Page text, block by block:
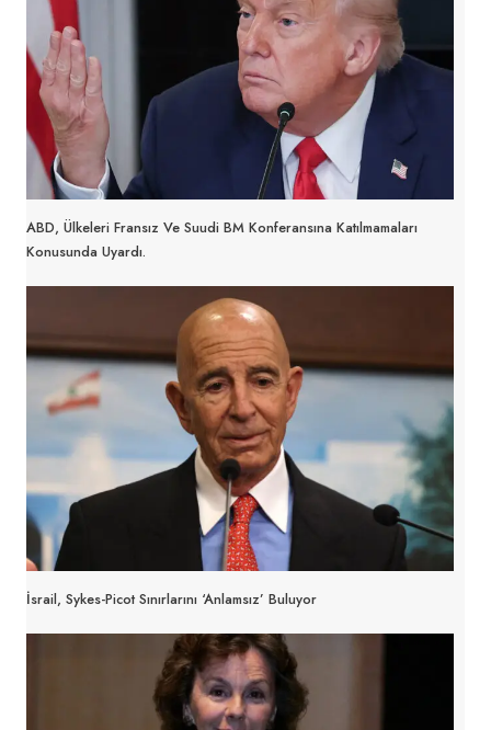
ABD, Ülkeleri Fransız Ve Suudi BM Konferansına Katılmamaları
Konusunda Uyardı.
İsrail, Sykes-Picot Sınırlarını ‘anlamsız’ Buluyor